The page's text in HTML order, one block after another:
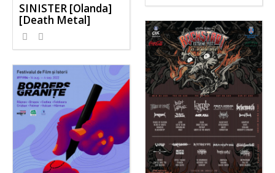
SINISTER [Olanda]
[Death Metal]